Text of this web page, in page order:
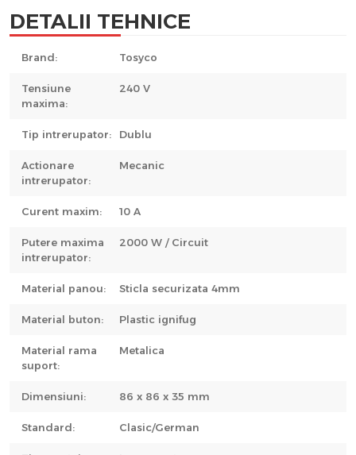
DETALII TEHNICE
Brand: Tosyco
Tensiune
maxima:
240 V
Tip intrerupator: Dublu
Actionare
intrerupator:
Mecanic
Curent maxim: 10 A
Putere maxima
intrerupator:
2000 W / Circuit
Material panou: Sticla securizata 4mm
Material buton: Plastic ignifug
Material rama
suport:
Metalica
Dimensiuni: 86 x 86 x 35 mm
Standard: Clasic/German